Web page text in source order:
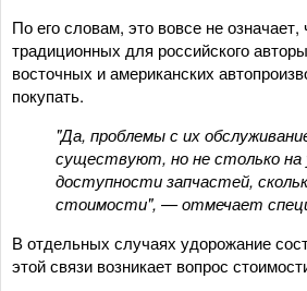
По его словам, это вовсе не
традиционных для российского
восточных и американских
покупать.
"Да, проблемы с их
существуют, но не столько на
доступности запчастей,
стоимости", — отмечает
В отдельных случаях удорожание
этой связи возникает вопрос